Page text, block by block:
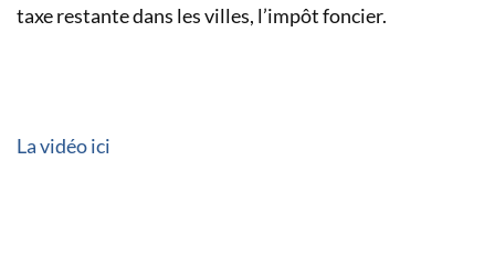
taxe restante dans les villes, l’impôt foncier.
La vidéo ici